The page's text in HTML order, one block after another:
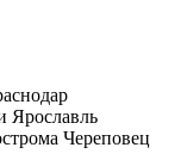
Ярославль
Череповец